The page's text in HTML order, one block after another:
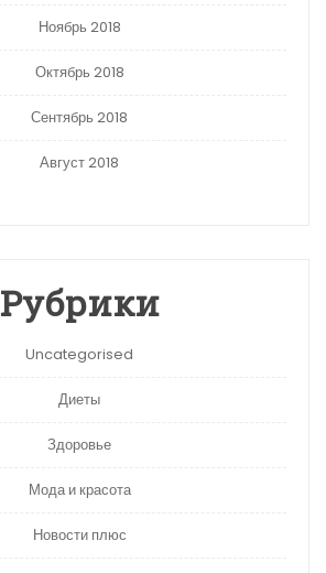
Ноябрь 2018
Октябрь 2018
Сентябрь 2018
Август 2018
Рубрики
Uncategorised
Диеты
Здоровье
Мода и красота
Новости плюс